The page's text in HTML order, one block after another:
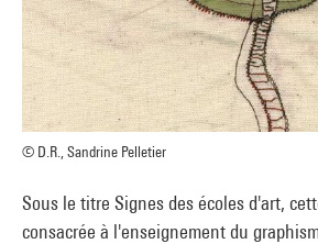
© D.R., Sandrine Pelletier
Sous le titre Signes des écoles d'art,
consacrée à l'enseignement du